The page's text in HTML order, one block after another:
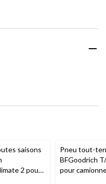
saisons
2 pour
Pneu tout-
BFGoodrich
pour